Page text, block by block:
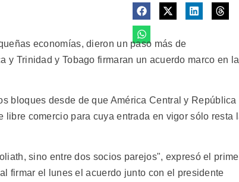
economías, dieron un paso más de
y Trinidad y Tobago firmaran un acuerdo marco en la
bloques desde de que América Central y República
comercio para cuya entrada en vigor sólo resta
sino entre dos socios parejos", expresó el
firmar el lunes el acuerdo junto con el presidente